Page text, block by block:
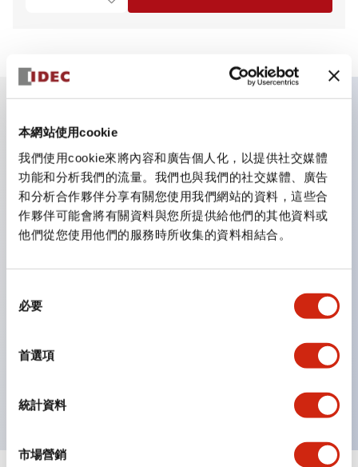
本網站使用cookie
我們使用cookie來將內容和廣告個人化，以提供社交媒體
功能和分析我們的流量。我們也與我們的社交媒體、廣告
和分析合作夥伴分享有關您使用我們網站的資料，這些合
作夥伴可能會將有關資料與您所提供給他們的其他資料或
他們從您使用他們的服務時所收集的資料相結合。
必要
首選項
統計資料
市場營銷
主要特點
CS型凸輪開關是方便用於設備的開關和切換，適用範圍廣
泛的操作開關器。
提供72種標準迴路
透過6種形式與接點模組段數的組合，可實現各種接點構
造。
配備可確認接點狀態的指示燈，並提供手柄操作型、鑰匙
手柄可從6種中選擇